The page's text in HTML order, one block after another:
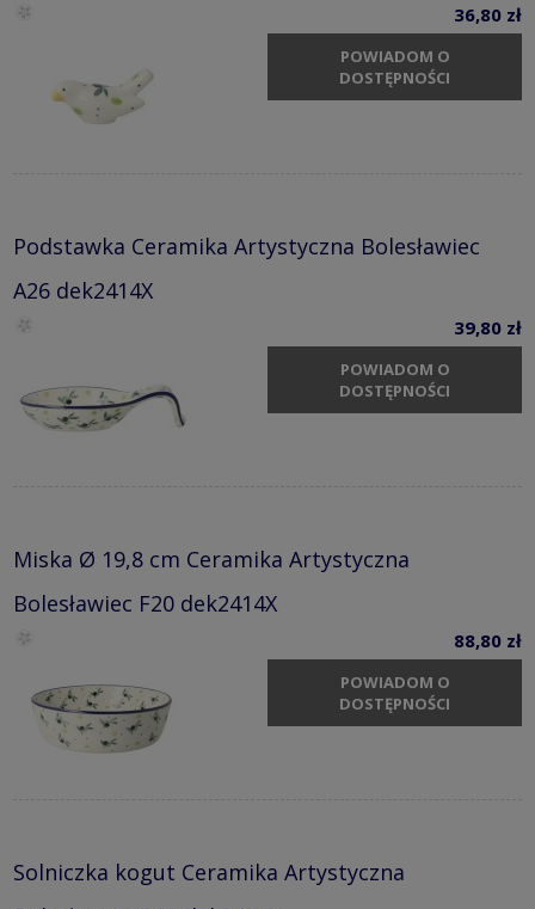
36,80 zł
POWIADOM O
DOSTĘPNOŚCI
Podstawka Ceramika Artystyczna Bolesławiec
A26 dek2414X
39,80 zł
POWIADOM O
DOSTĘPNOŚCI
Miska Ø 19,8 cm Ceramika Artystyczna
Bolesławiec F20 dek2414X
88,80 zł
POWIADOM O
DOSTĘPNOŚCI
Solniczka kogut Ceramika Artystyczna